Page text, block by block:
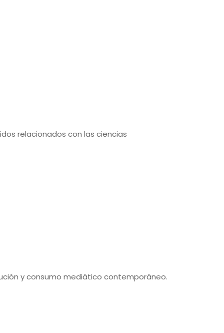
relacionados con las ciencias
y consumo mediático contemporáneo.